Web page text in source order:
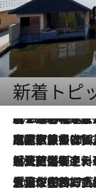
新着トピ
2026.8.7
【トンボの足水浴】ヒノキの香りに包まれて涼感マックス！約13℃の湧水かけ流しを避暑地「星野温泉 トンボの湯」で体験
2026.7.31
【ホテル帰省】という選択肢をOMOが提案。家族とほどよい距離を保つには「昼は実家、夜は気兼ねな
2026.7.24
【夏限定ディナーコース】旬を迎える稚鮎や花ズッキーニなどをイタリア・トスカーナの郷土料理の手法で満喫！
2026.7.17
「土佐和ハーブかき氷」がOMO7高知に登場！生姜、山椒、大葉など目にも舌